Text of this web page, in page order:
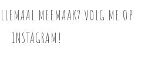
MEEMAAK? VOLG ME OP
INSTAGRAM!